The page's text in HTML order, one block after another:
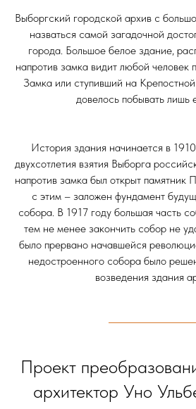
Выборгский городской архив с
назваться самой загадочной
города. Большое белое здание,
напротив замка видит любой
Замка или ступивший на
довелось побывать лишь
История здания начинается в
двухсотлетия взятия Выборга
напротив замка был открыт памятник
с этим – заложен фундамент
собора. В 1917 году большая часть
тем не менее закончить собор не
было прервано начавшейся
недостроенного собора было
возведения здания
Проект
архитектор Уно